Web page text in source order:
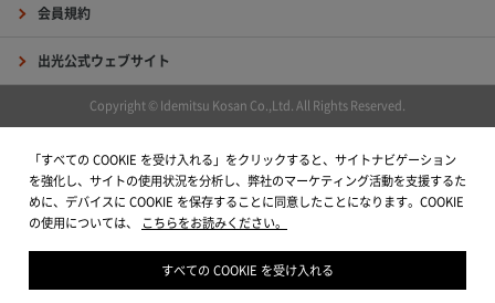
会員規約
出光公式ウェブサイト
Copyright © Idemitsu Kosan Co.,Ltd. All Rights Reserved.
「すべての COOKIE を受け入れる」をクリックすると、サイトナビゲーション
を強化し、サイトの使用状況を分析し、弊社のマーケティング活動を支援するた
めに、デバイスに COOKIE を保存することに同意したことになります。COOKIE
の使用については、
こちらをお読みください。
すべての COOKIE を受け入れる